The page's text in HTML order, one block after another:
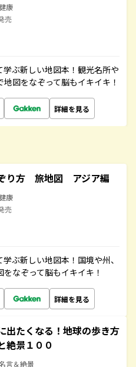
康
売
ぶ新しい地図本！観光名所や
図をなぞって脳もイキイキ！
詳細を見る
り方 旅地図 アジア編
康
売
ぶ新しい地図本！国境や州、
なぞって脳もイキイキ！
詳細を見る
出たくなる！地球の歩き方
絶景１００
言＆絶景